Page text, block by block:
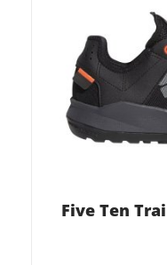
Five Ten